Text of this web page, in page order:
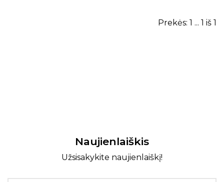
Prekės: 1 ... 1 iš 1
Naujienlaiškis
Užsisakykite naujienlaiškį!